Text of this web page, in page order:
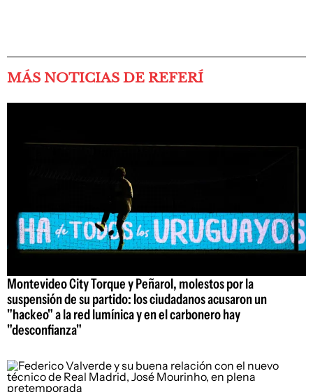
MÁS NOTICIAS DE REFERÍ
Montevideo City Torque y Peñarol, molestos por la
suspensión de su partido: los ciudadanos acusaron un
"hackeo" a la red lumínica y en el carbonero hay
"desconfianza"